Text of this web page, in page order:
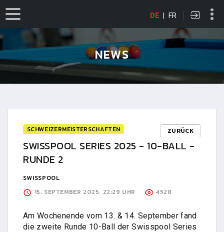
DE | FR
NEWS
SCHWEIZERMEISTERSCHAFTEN ZURÜCK
SWISSPOOL SERIES 2025 - 10-BALL -
RUNDE 2
SWISSPOOL
15. SEPTEMBER 2025, 22:29 UHR
4528
Am Wochenende vom 13. & 14. September fand
die zweite Runde 10-Ball der Swisspool Series